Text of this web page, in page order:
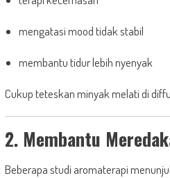
mengatasi mood tidak stabil
membantu tidur lebih nyenyak
Cukup teteskan minyak melati di
2. Membantu
Beberapa studi aromaterapi